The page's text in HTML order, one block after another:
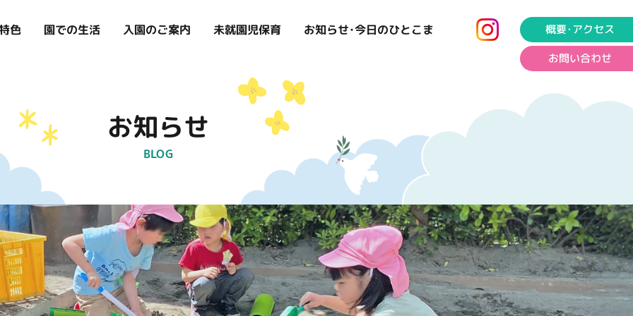
色 園での生活 入園のご案内 未就園児保育 お知らせ･今日のひとこま 概要･アクセス
お問い合わせ
お知らせ
BLOG